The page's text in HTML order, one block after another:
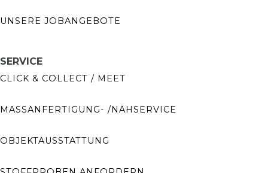
UNSERE JOBANGEBOTE
SERVICE
CLICK & COLLECT / MEET
MASSANFERTIGUNG- /NÄHSERVICE
OBJEKTAUSSTATTUNG